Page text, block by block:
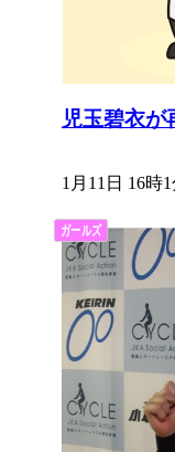
児玉碧衣が
1月11日 16時1